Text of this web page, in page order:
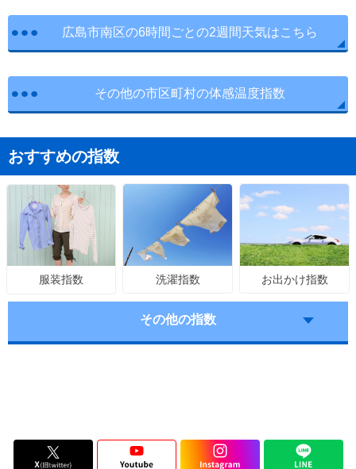
広島市南区の6時間ごとの2週間天気はこちら
その他の市区町村の体感温度指数
おすすめの指数
服装指数 洗濯指数 お出かけ指数
その他の指数